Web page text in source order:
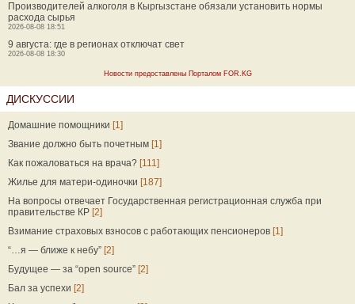
Производителей алкоголя в Кыргызстане обязали установить нормы
расхода сырья
2026-08-08 18:51
9 августа: где в регионах отключат свет
2026-08-08 18:30
Новости предоставлены Порталом FOR.KG
ДИСКУССИИ
Домашние помощники [1]
Звание должно быть почетным [1]
Как пожаловаться на врача? [111]
Жилье для матери-одиночки [187]
На вопросы отвечает Государственная регистрационная служба при
правительстве КР [2]
Взимание страховых взносов с работающих пенсионеров [1]
“…я — ближе к небу” [2]
Будущее — за “open source” [2]
Бал за успехи [2]